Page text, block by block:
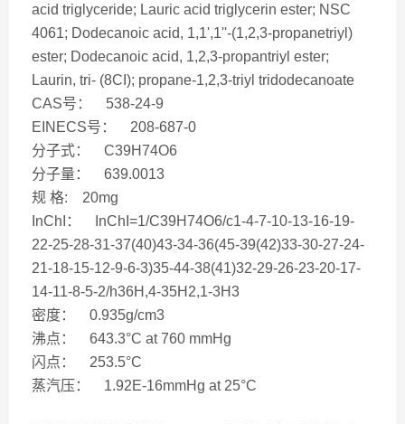
acid triglyceride; Lauric acid triglycerin ester; NSC
4061; Dodecanoic acid, 1,1',1''-(1,2,3-propanetriyl)
ester; Dodecanoic acid, 1,2,3-propantriyl ester;
Laurin, tri- (8CI); propane-1,2,3-triyl tridodecanoate
CAS号： 538-24-9
EINECS号： 208-687-0
分子式： C39H74O6
分子量： 639.0013
规 格: 20mg
InChI： InChI=1/C39H74O6/c1-4-7-10-13-16-19-
22-25-28-31-37(40)43-34-36(45-39(42)33-30-27-24-
21-18-15-12-9-6-3)35-44-38(41)32-29-26-23-20-17-
14-11-8-5-2/h36H,4-35H2,1-3H3
密度： 0.935g/cm3
沸点： 643.3°C at 760 mmHg
闪点： 253.5°C
蒸汽压： 1.92E-16mmHg at 25°C